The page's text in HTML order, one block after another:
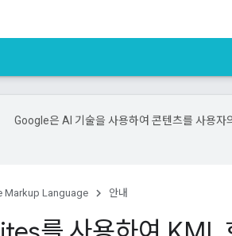
Google은 AI 기술을 사용하여 콘텐츠를 사용
Markup Language 안내